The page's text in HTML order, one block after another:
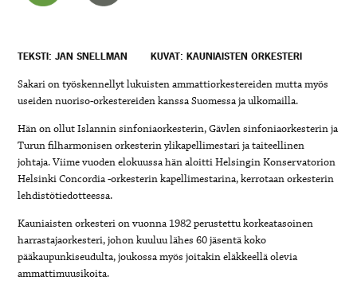
TEKSTI: JAN SNELLMAN KUVAT: KAUNIAISTEN ORKESTERI
Sakari on työskennellyt lukuisten ammattiorkestereiden mutta myös
useiden nuoriso-orkestereiden kanssa Suomessa ja ulkomailla.
Hän on ollut Islannin sinfoniaorkesterin, Gävlen sinfoniaorkesterin ja
Turun filharmonisen orkesterin ylikapellimestari ja taiteellinen
johtaja. Viime vuoden elokuussa hän aloitti Helsingin Konservatorion
Helsinki Concordia -orkesterin kapellimestarina, kerrotaan orkesterin
lehdistötiedotteessa.
Kauniaisten orkesteri on vuonna 1982 perustettu korkeatasoinen
harrastajaorkesteri, johon kuuluu lähes 60 jäsentä koko
pääkaupunkiseudulta, joukossa myös joitakin eläkkeellä olevia
ammattimuusikoita.